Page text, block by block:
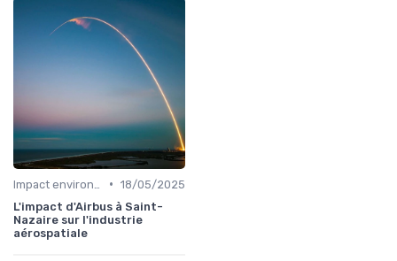
• 18/05/2025
L'impact d'Airbus à Saint-
Nazaire sur l'industrie
aérospatiale